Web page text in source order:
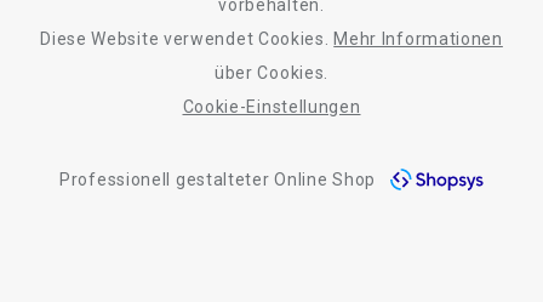
Barrierefreiheit
vorbehalten.
Diese Website verwendet Cookies.
Mehr Informationen
über Cookies.
Cookie-Einstellungen
Professionell gestalteter Online Shop